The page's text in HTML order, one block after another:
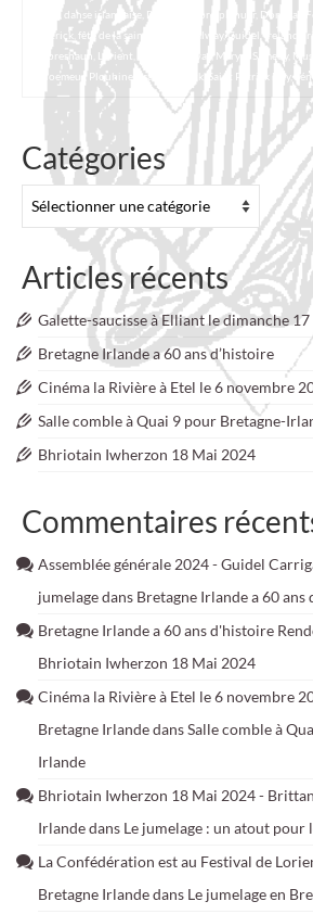
danse irlandaise Danserion bro plenuer Donegal
patrick fête de la saint patrick Galway ,Guidel , Ireland
lepreshaun Lorient Lorient-Galway ,Maryse Samedy
Ploemeur Plouhinec ,saint Patrick , Saint Patrick Day , Séné
Catégories
Articles récents
Galette-saucisse à Elliant le dimanche
Bretagne Irlande a 60 ans d’histoire
Cinéma la Rivière à Etel le 6 novembre
Salle comble à Quai 9 pour Bretagne-
Bhriotain Iwherzon 18 Mai 2024
Commentaires
Assemblée générale 2024 - Guidel
jumelagedans Bretagne Irlande a 60 ans
Bretagne Irlande a 60 ans d'histoire
Bhriotain Iwherzon 18 Mai 2024
Cinéma la Rivière à Etel le 6 novembre
Bretagne IrlandedansSalle comble à
Irlande
Bhriotain Iwherzon 18 Mai 2024 -
Irlandedans Le jumelage : un atout pour
La Confédération est au Festival de
Bretagne Irlandedans Le jumelage en